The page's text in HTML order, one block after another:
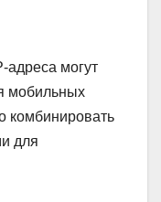
адреса могут
мобильных
комбинировать
для